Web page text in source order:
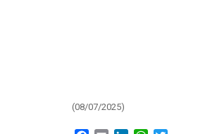
(08/07/2025)